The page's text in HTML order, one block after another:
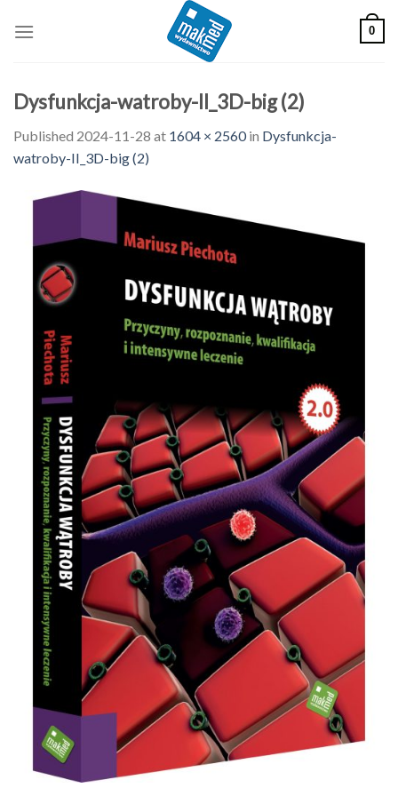
0
Dysfunkcja-watroby-II_3D-big (2)
Published 2024-11-28 at 1604 × 2560in Dysfunkcja-
watroby-II_3D-big (2)